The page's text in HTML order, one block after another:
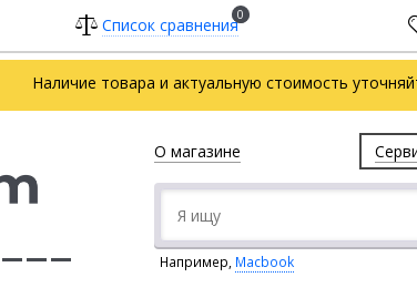
Список сравнения0
Наличие товара и актуальную стоимость
О магазине
Например, Macbook